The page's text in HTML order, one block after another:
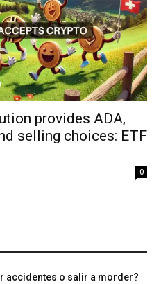
provides ADA,
selling choices: ETF
0
accidentes o salir a morder?